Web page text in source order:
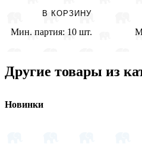
В КОРЗИНУ
Мин. партия: 10 шт.
Другие товары из
Новинки